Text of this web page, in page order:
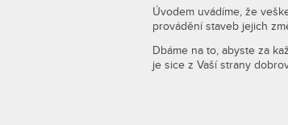
Úvodem uvádíme, že
provádění staveb jejich
Dbáme na to, abyste za
je sice z Vaší strany